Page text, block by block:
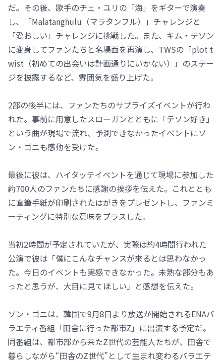
だ。その後、歌手のチェ・ユリの「海」をギターで演奏
し、「Malatanghulu（マラタンフル）」チャレンジと
「愛おしい」チャレンジに挑戦した。また、キム・テソン
に変身してファンたちと名場面を再演し、TWSの「plot t
wist（初めての出会いは計画通りにいかない）」のステー
ジを披露するなど、雰囲気を盛り上げた。
2部の後半には、ファンたちのサプライズイベントが行わ
れた。事前に用意したスローガンとともに「テソン好き」
という曲が現場で流れ、予測できなかったイベントにソ
ン・ゴニも感動を受けた。
最後に彼は、ハイタッチイベントを通じて現場に参加した
約700人のファンたちに感謝の挨拶を伝えた。これととも
に直筆手紙が印刷されたはがきをプレゼントし、ファンミ
ーティングに特別な意味をプラスした。
当初2時間が予定されていたが、実際は約4時間行われた
公演で彼は「僕にこんなチャンスが来るとは思わなかっ
た。今日のイベントも実感できなかった。未熟な部分もあ
ったと思うが、大目に見てほしい」と感想を伝えた。
ソン・ゴニは、韓国で9月8日より放送が開始されるENAバ
ラエティ番組「田舎に行った都市Z」に出演する予定だ。
同番組は、都市部から来たZ世代の芸能人たちが、田舎で
暮らしながら“田舎のZ世代”として生まれ変わるバラエテ